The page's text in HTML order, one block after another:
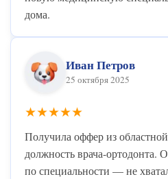
дома.
Иван Петров
25 октября 2025
★★★★★
Получила оффер из
должность врача-ортодонта.
по специальности — не